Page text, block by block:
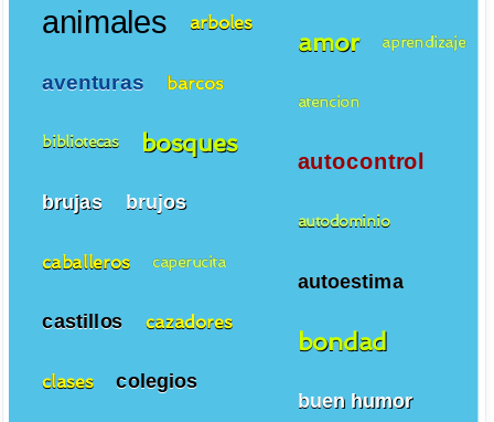
amor aprendizaje
atencion
autocontrol
autodominio
autoestima
bondad
buen humor
animales arboles
aventuras barcos
bibliotecas bosques
brujas brujos
caballeros caperucita
castillos cazadores
clases colegios